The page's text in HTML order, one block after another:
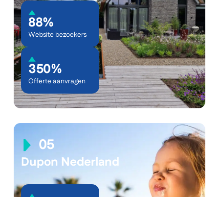
88%
Website bezoekers
350%
Offerte aanvragen
Dupon Nederland